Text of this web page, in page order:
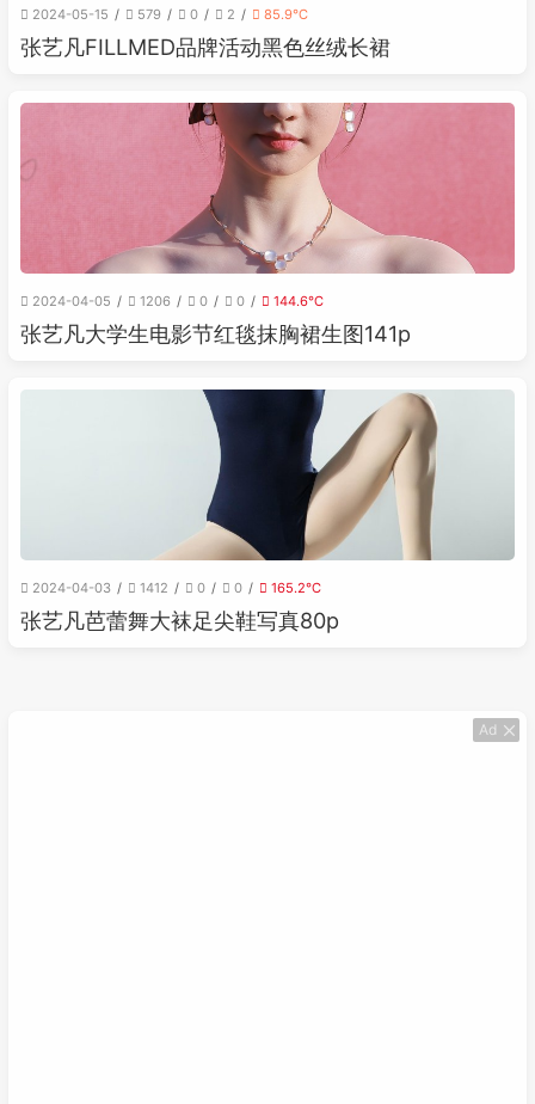
2024-05-15 579 0 2 85.9℃
张艺凡FILLMED品牌活动黑色丝绒长裙
2024-04-05 1206 0 0 144.6℃
张艺凡大学生电影节红毯抹胸裙生图141p
2024-04-03 1412 0 0 165.2℃
张艺凡芭蕾舞大袜足尖鞋写真80p
Ad